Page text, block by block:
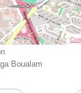
Boualam